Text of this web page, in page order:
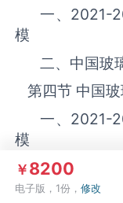
一、 2021-
模
二、中国‌‌‌‌‌‌‌玻
第四节 中国‌‌‌‌‌‌‌
一、 2021-
模
二、中国‌‌‌‌‌‌‌玻
第五节 中国‌‌‌‌‌‌‌
￥8200
电子版，1份，修改